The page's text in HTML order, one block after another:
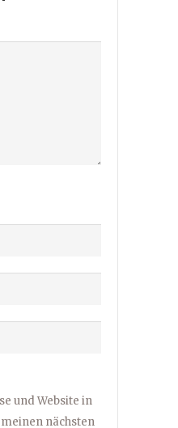
und Website in
nächsten